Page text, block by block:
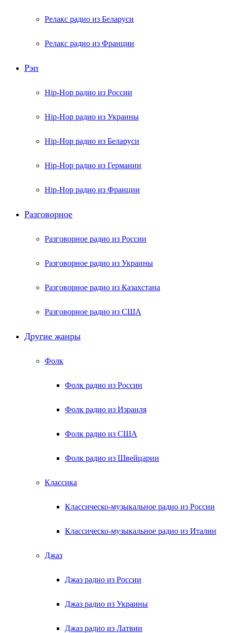
Релакс радио из Беларуси
Релакс радио из Франции
Рэп
Hip-Hop радио из России
Hip-Hop радио из Украины
Hip-Hop радио из Беларуси
Hip-Hop радио из Германии
Hip-Hop радио из Франции
Разговорное
Разговорное радио из России
Разговорное радио из Украины
Разговорное радио из Казахстана
Разговорное радио из США
Другие жанры
Фолк
Фолк радио из России
Фолк радио из Израиля
Фолк радио из США
Фолк радио из Швейцарии
Классика
Классическо-музыкальное радио из России
Классическо-музыкальное радио из Италии
Джаз
Джаз радио из России
Джаз радио из Украины
Джаз радио из Латвии